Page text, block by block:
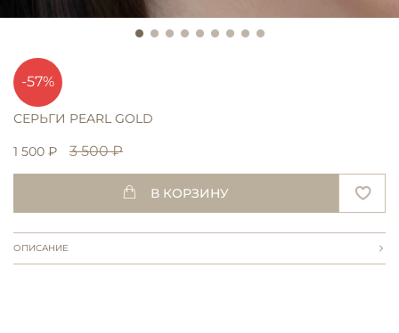
-57%
СЕРЬГИ PEARL GOLD
1 500 ₽ 3 500 ₽
В КОРЗИНУ
ОПИСАНИЕ